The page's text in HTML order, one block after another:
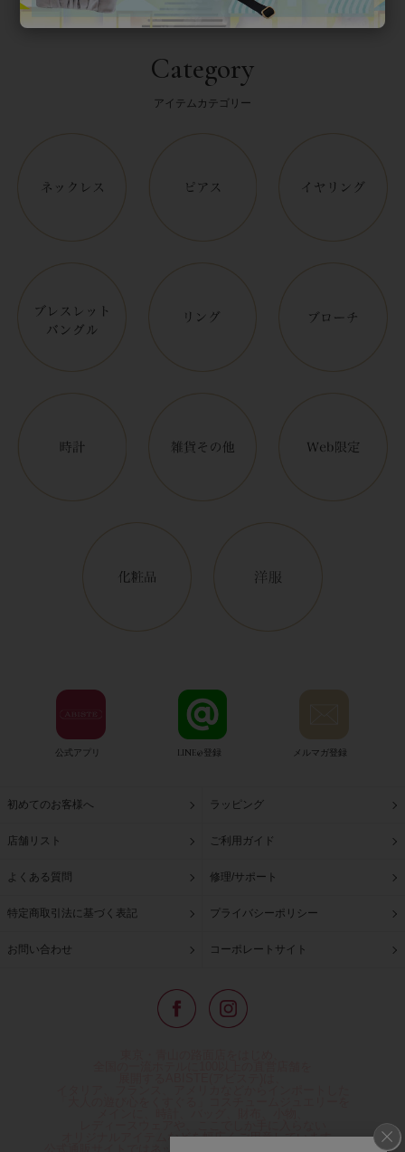
Category
アイテムカテゴリー
公式アプリ LINE@登録 メルマガ登録
初めてのお客様へ ラッピング
店舗リスト ご利用ガイド
よくある質問 修理/サポート
特定商取引法に基づく表記 プライバシーポリシー
お問い合わせ コーポレートサイト
オリジナルアイテムなどを幅広くご用意しています。